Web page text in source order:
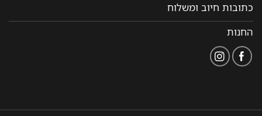
כתובות חיוב ומשלוח
החנות